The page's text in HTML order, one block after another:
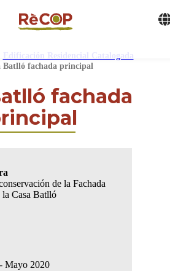
Edificación Residencial Catalogada
Batlló fachada principal
fachada
de la Fachada
Casa Batlló
Mayo 2020